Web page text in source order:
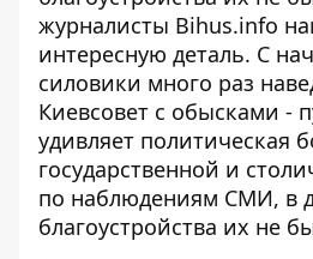
журналисты Bihus.info
интересную деталь. С
силовики много раз
Киевсовет с обысками -
удивляет политическая
государственной и
по наблюдениям СМИ, в
благоустройства их не